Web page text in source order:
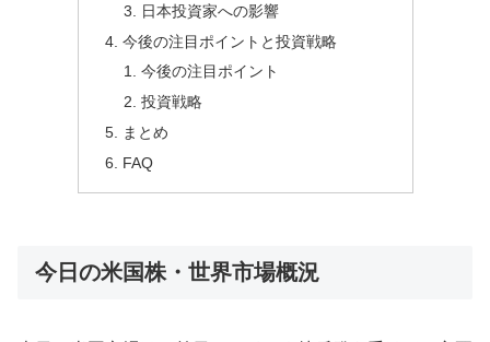
日本投資家への影響
今後の注目ポイントと投資戦略
今後の注目ポイント
投資戦略
まとめ
FAQ
今日の米国株・世界市場概況